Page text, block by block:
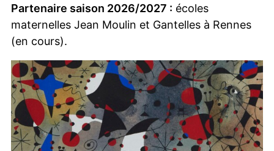
Partenaire saison 2026/2027 : écoles
maternelles Jean Moulin et Gantelles à Rennes
(en cours).